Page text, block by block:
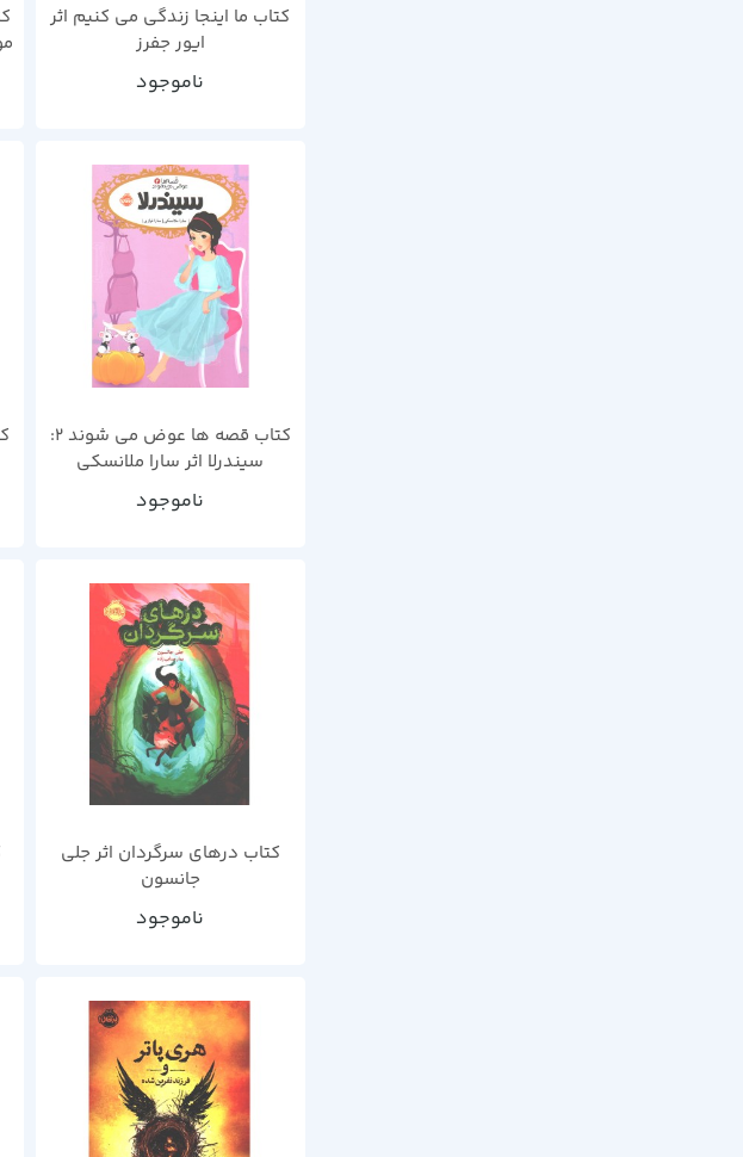
کتاب ما اینجا زندگی می کنیم اثر
ایور جفرز
ناموجود
کتاب قصه ها عوض می شوند 2:
سیندرلا اثر سارا ملانسکی
ناموجود
کتاب درهای سرگردان اثر جلی
جانسون
ناموجود